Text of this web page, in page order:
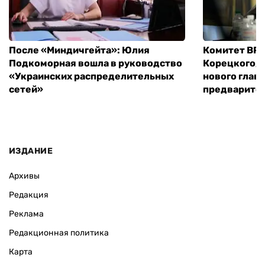
После «Миндичгейта»: Юлия
Подкоморная вошла в руководство
«Украинских распределительных
сетей»
Комитет ВР
Корецкого,
нового
ИЗДАНИЕ
Архивы
Редакция
Реклама
Редакционная политика
Карта